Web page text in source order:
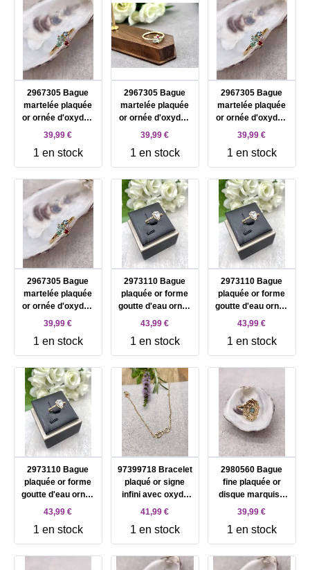
2967305 Bague
martelée plaquée
or ornée d'oxydes
multicolores T56
39,99 €
1 en stock
2967305 Bague
martelée plaquée
or ornée d'oxydes
multicolores T56
39,99 €
1 en stock
2967305 Bague
martelée plaquée
or ornée d'oxydes
multicolores T56
39,99 €
1 en stock
2967305 Bague
martelée plaquée
or ornée d'oxydes
multicolores T52
39,99 €
1 en stock
2973110 Bague
plaquée or forme
goutte d'eau ornée
d'oxydes blancs
43,99 €
1 en stock
2973110 Bague
plaquée or forme
goutte d'eau ornée
d'oxydes blancs
43,99 €
1 en stock
2973110 Bague
plaquée or forme
goutte d'eau ornée
d'oxydes blancs
43,99 €
1 en stock
97399718 Bracelet
plaqué or signe
infini avec oxyde
blanc
41,99 €
1 en stock
2980560 Bague
fine plaquée or
disque marquise
centrée d'une
39,99 €
1 en stock